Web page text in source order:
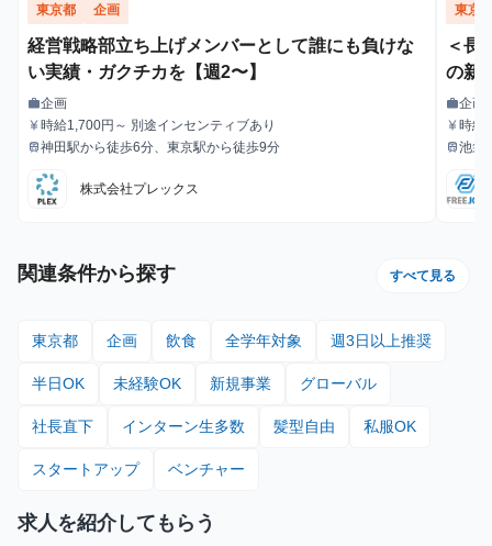
東京都 企画
経営戦略部立ち上げメンバーとして誰にも負けな
い実績・ガクチカを【週2〜】
職種
work企画
給与
currency_yen時給1,700円～ 別途インセンティブあり
最寄駅
train神田駅から徒歩6分、東京駅から徒歩9分
株式会社プレックス
東京
＜長
の新
職種
work企画
給与
currency_yen時給
最寄駅
train池袋
関連条件から探す すべて見る
東京都 企画 飲食 全学年対象 週3日以上推奨
半日OK 未経験OK 新規事業 グローバル
社長直下 インターン生多数 髪型自由 私服OK
スタートアップ ベンチャー
求人を紹介してもらう